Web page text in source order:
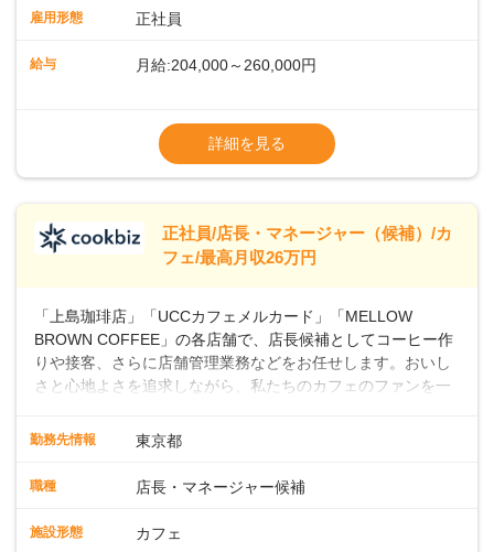
るので、スムーズに業務に馴染める環境です。「カフェの接
長として活躍を！接客業務になれたら、売上・シフト・在庫
一切無用♪一つひとつをしっかり伝えていきますので、無理の
ないペースで覚えていきましょう！さらにマネージャーへの
雇用形態 正社員
給与 月給:204,000～260,000円
ます・東日本エリア：月給21万4000～27万
※経験・スキルを考慮の上、決定します。
※別途、残業代および各種手当あり
※試用期間なし
■店長職： ・西日本／月給26万7500円
万円＋賞与(年3回)・店長職：年収410万円／
詳細を見る
正社員/店長・マネージャー（候補）/カ
フェ/最高月収26万円
「上島珈琲店」「UCCカフェメルカード」「MELLOW
BROWN COFFEE」の各店舗で、店長候補としてコーヒー作
りや接客、さらに店舗管理業務などをお任せします。おいし
さと心地よさを追求しながら、私たちのカフェのファンを一
の抽出や各種ドリンクの作成お客様のご案内、レジ対応軽食
タートも安心 ◎サポート体制充実コーヒーの知識から接客マ
から40代まで幅広い年齢層が活躍しており、チームワークも
勤務先情報 東京都
職種 店長・マネージャー候補
施設形態 カフェ